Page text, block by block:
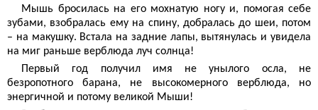
Мышь бросилась на его мохнатую ногу и, помогая себе
зубами, взобралась ему на спину, добралась до шеи, потом
– на макушку. Встала на задние лапы, вытянулась и увидела
на миг раньше верблюда луч солнца!
Первый год получил имя не унылого осла, не
безропотного барана, не высокомерного верблюда, но
энергичной и потому великой Мыши!